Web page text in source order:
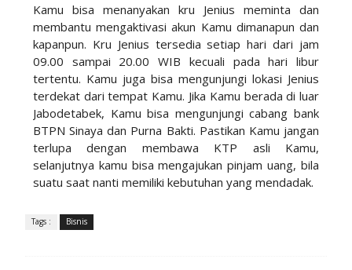
Kamu bisa menanyakan kru Jenius meminta dan
membantu mengaktivasi akun Kamu dimanapun dan
kapanpun. Kru Jenius tersedia setiap hari dari jam
09.00 sampai 20.00 WIB kecuali pada hari libur
tertentu. Kamu juga bisa mengunjungi lokasi Jenius
terdekat dari tempat Kamu. Jika Kamu berada di luar
Jabodetabek, Kamu bisa mengunjungi cabang bank
BTPN Sinaya dan Purna Bakti. Pastikan Kamu jangan
terlupa dengan membawa KTP asli Kamu,
selanjutnya kamu bisa mengajukan pinjam uang, bila
suatu saat nanti memiliki kebutuhan yang mendadak.
Tags : Bisnis